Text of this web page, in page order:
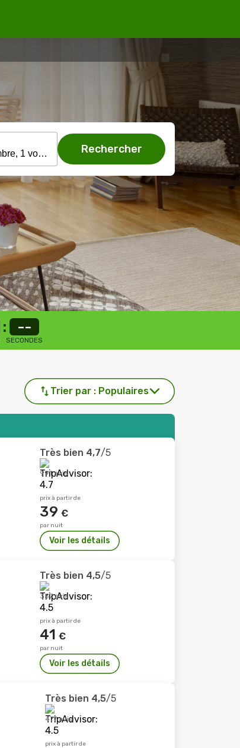
Rechercher
: --
SECONDES
Trier par : Populaires
Très bien 4,7/5
991 avis
prix à partir de
39 €
par nuit
Voir les détails
Très bien 4,5/5
357 avis
prix à partir de
41 €
par nuit
Voir les détails
Très bien 4,5/5
477 avis
prix à partir de